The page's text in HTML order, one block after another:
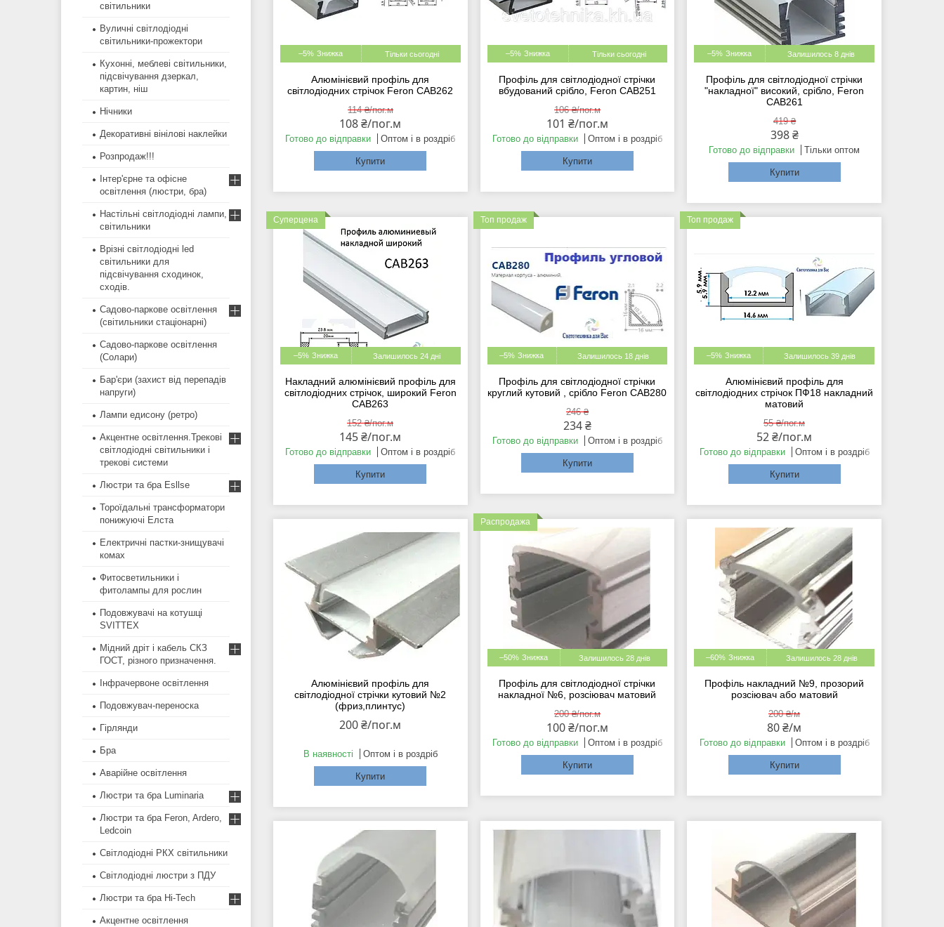
–5% Тільки сьогодні
Алюмінієвий профіль для
світлодіодних стрічок Feron CAB262
114 ₴/пог.м
108 ₴/пог.м
Готово до відправки Оптом і в роздріб
Купити
–5% Тільки сьогодні
Профіль для світлодіодної стрічки
вбудований срібло, Feron CAB251
106 ₴/пог.м
101 ₴/пог.м
Готово до відправки Оптом і в роздріб
Купити
–5% Залишилось 8 днів
Профіль для світлодіодної стрічки
"накладної" високий, срібло, Feron
CAB261
419 ₴
398 ₴
Готово до відправки Тільки оптом
Купити
Суперцена
–5% Залишилось 24 дні
Накладний алюмінієвий профіль для
світлодіодних стрічок, широкий Feron
CAB263
152 ₴/пог.м
145 ₴/пог.м
Готово до відправки Оптом і в роздріб
Купити
Топ продаж
–5% Залишилось 18 днів
Профіль для світлодіодної стрічки
круглий кутовий , срібло Feron CAB280
246 ₴
234 ₴
Готово до відправки Оптом і в роздріб
Купити
Топ продаж
–5% Залишилось 39 днів
Алюмінієвий профіль для
світлодіодних стрічок ПФ18 накладний
матовий
55 ₴/пог.м
52 ₴/пог.м
Готово до відправки Оптом і в роздріб
Купити
Алюмінієвий профіль для
світлодіодної стрічки кутовий №2
(фриз,плинтус)
200 ₴/пог.м
В наявності Оптом і в роздріб
Купити
Распродажа
–50% Залишилось 28 днів
Профіль для світлодіодної стрічки
накладної №6, розсіювач матовий
200 ₴/пог.м
100 ₴/пог.м
Готово до відправки Оптом і в роздріб
Купити
–60% Залишилось 28 днів
Профіль накладний №9, прозорий
розсіювач або матовий
200 ₴/м
80 ₴/м
Готово до відправки Оптом і в роздріб
Купити
світильники
Вуличні світлодіодні
світильники-прожектори
Кухонні, меблеві світильники,
підсвічування дзеркал,
картин, ніш
Нічники
Декоративні вінілові наклейки
Розпродаж!!!
Інтер'єрне та офісне
освітлення (люстри, бра)
Настільні світлодіодні лампи,
світильники
Врізні світлодіодні led
світильники для
підсвічування сходинок,
сходів.
Садово-паркове освітлення
(світильники стаціонарні)
Садово-паркове освітлення
(Солари)
Бар'єри (захист від перепадів
напруги)
Лампи едисону (ретро)
Акцентне освітлення.Трекові
світлодіодні світильники і
трекові системи
Люстри та бра Esllse
Тороїдальні трансформатори
понижуючі Елста
Електричні пастки-знищувачі
комах
Фитосветильники і
фитолампы для рослин
Подовжувачі на котушці
SVITTEX
Мідний дріт і кабель СКЗ
ГОСТ, різного призначення.
Інфрачервоне освітлення
Подовжувач-переноска
Гірлянди
Бра
Аварійне освітлення
Люстри та бра Luminaria
Люстри та бра Feron, Ardero,
Ledcoin
Світлодіодні РКХ світильники
Світлодіодні люстри з ПДУ
Люстри та бра Hi-Tech
Акцентне освітлення